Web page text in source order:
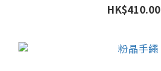
HK$410.00